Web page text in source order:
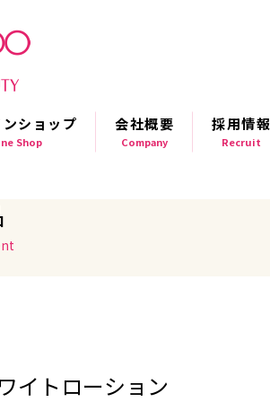
ショップ
Shop
会社概要
Company
採用情報
Recruit
イトローション